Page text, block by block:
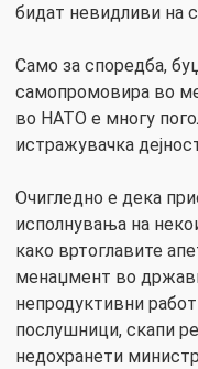
бидат невидливи на
Само за споредба,
самопромовира во
во НАТО е многу
истражувачка
Очигледно е дека
исполнувања на
како вртоглавите
менаџмент во
непродуктивни
послушници, скапи
недохранети